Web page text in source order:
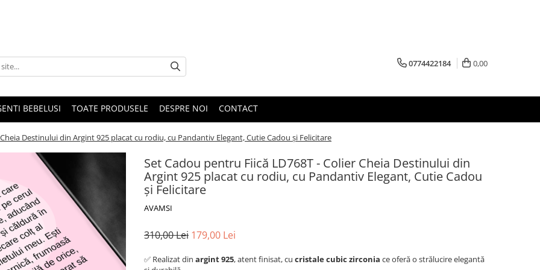
0774422184 0,00
BEBELUSI TOATE PRODUSELE DESPRE NOI CONTACT
Destinului din Argint 925 placat cu rodiu, cu Pandantiv Elegant, Cutie Cadou și Felicitare
Set Cadou pentru Fiică LD768T - Colier Cheia Destinului din
Argint 925 placat cu rodiu, cu Pandantiv Elegant, Cutie Cadou
și Felicitare
AVAMSI
310,00 Lei 179,00 Lei
✅ Realizat din argint 925, atent finisat, cu cristale cubic zirconia ce oferă o strălucire elegantă